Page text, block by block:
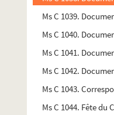
Ms C 1039.
Ms C 1040.
Ms C 1041.
Ms C 1042.
Ms C 1043.
Ms C 1044. Fête